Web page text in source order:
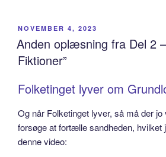
POSTED
ON
NOVEMBER 4, 2023
Anden oplæsning fra Del 2
Fiktioner”
Folketinget lyver om
Og når Folketinget lyver, så må der
forsøge at fortælle sandheden, hvilket
denne video: